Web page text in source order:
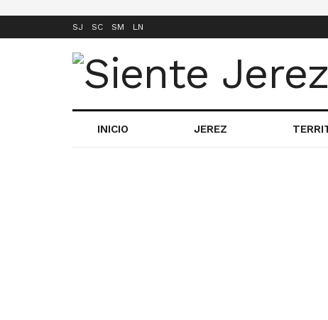
SJ SC SM LN
INICIO JEREZ